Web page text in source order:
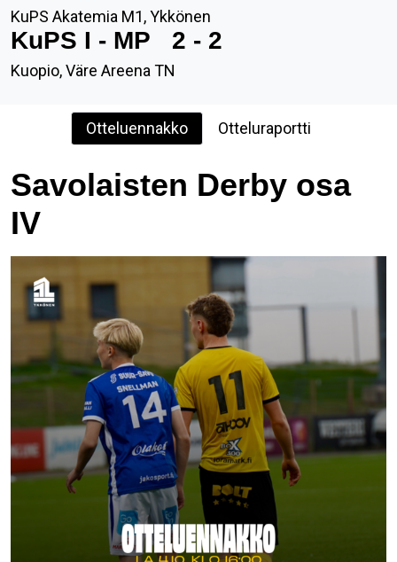
KuPS Akatemia M1, Ykkönen
KuPS I - MP 2 - 2
Kuopio, Väre Areena TN
Otteluennakko Otteluraportti
Savolaisten Derby osa
IV